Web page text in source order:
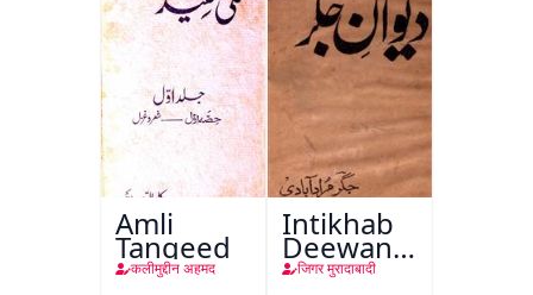
Amli
Tanqeed
कलीमुद्दीन अहमद
Intikhab
Deewan-
e-Jigar
जिगर मुरादाबादी